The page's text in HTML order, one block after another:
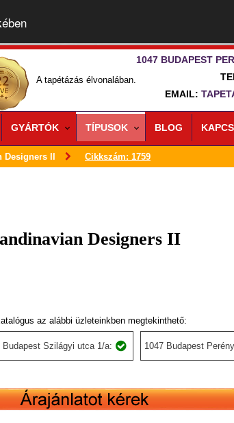
A tapétázás élvonalában.
1047 BUDAPEST
EMAIL:
GYÁRTÓK TÍPUSOK BLOG
II Cikkszám: 1759
Designers II
az alábbi üzleteinkben megtekinthető:
Budapest Szilágyi utca 1/a: 1047 Budapest